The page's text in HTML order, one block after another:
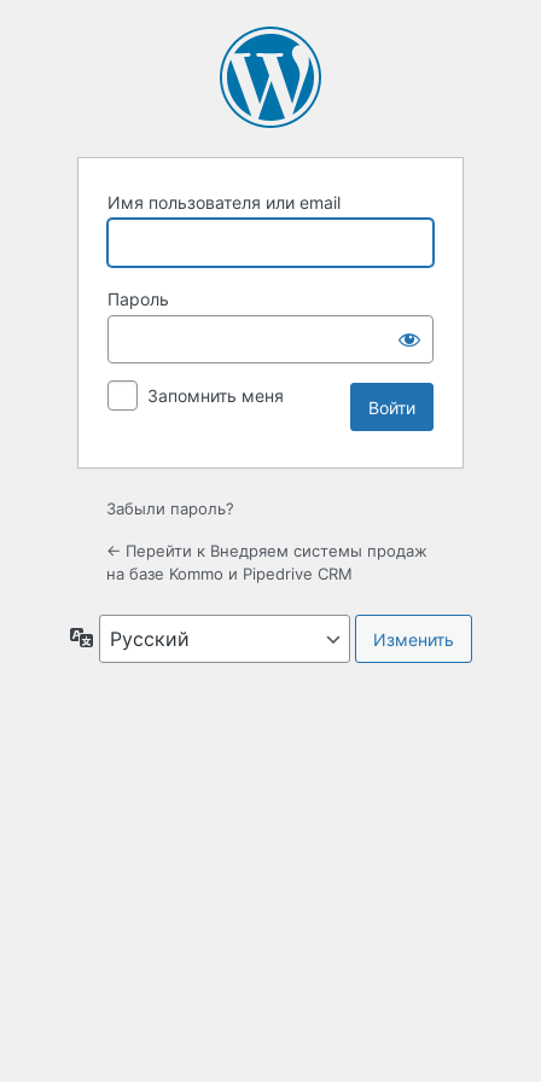
Имя пользователя или email
Пароль
Запомнить меня
Забыли пароль?
← Перейти к Внедряем системы продаж
на базе Kommo и Pipedrive CRM
Язык